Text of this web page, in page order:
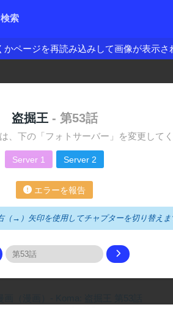
索
ページを再読み込みして画像が表示さ
盗掘王 - 第53話
、下の「フォトサーバー」を変更して
Server 1 Server 2
エラーを報告
→）矢印を使用してチャプターを切り替えま